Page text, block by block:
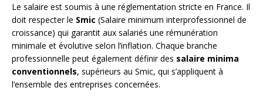
Le salaire est soumis à une réglementation stricte en France. Il
doit respecter le Smic (Salaire minimum interprofessionnel de
croissance) qui garantit aux salariés une rémunération
minimale et évolutive selon l’inflation. Chaque branche
professionnelle peut également définir des salaire minima
conventionnels, supérieurs au Smic, qui s’appliquent à
l’ensemble des entreprises concernées.